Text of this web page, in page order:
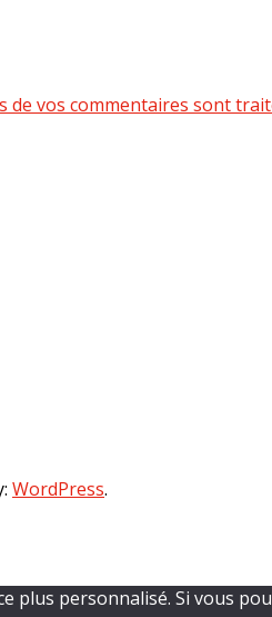
de vos commentaires sont
WordPress.
personnalisé. Si vous